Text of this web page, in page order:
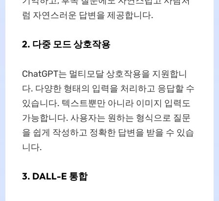
럼 자연스러운 답변을 제공합니다.
2. 다중 모드 상호작용
ChatGPT는 멀티모달 상호작용을 지원합니
다. 다양한 형태의 입력을 처리하고 응답할 수
있습니다. 텍스트뿐만 아니라 이미지 입력도
가능합니다. 사용자는 원하는 형식으로 질문
을 쉽게 작성하고 정확한 답변을 받을 수 있습
니다.
3. DALL-E 통합